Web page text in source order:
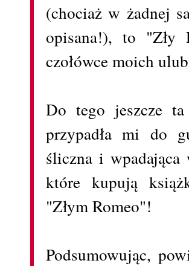
(chociaż w żadnej
opisana!), to "Zły
czołówce moich
Do tego jeszcze
przypadła mi do
śliczna i wpadająca
które kupują
"Złym Romeo"!
Podsumowując,